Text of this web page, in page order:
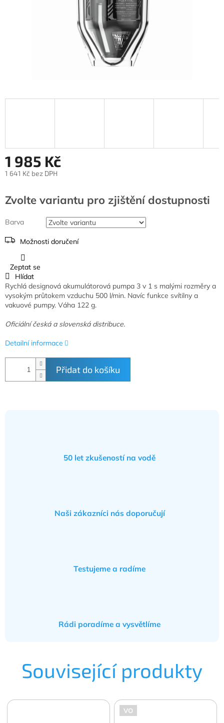
1 985 Kč
1 641 Kč bez DPH
cena:
Zvolte variantu
Barva
Možnosti doručení
Přidat do košíku
Rychlá designová akumulátorová pumpa 3 v 1 s malými rozměry a
vysokým průtokem vzduchu 500 l/min. Navíc funkce svítilny a
vakuové pumpy. Váha 122 g.
Oficiální česká a slovenská distribuce.
Detailní informace
Zeptat se
Hlídat
50 let zkušeností na vodě
Naši zákazníci nás doporučují
Testujeme a radíme
Rádi poradíme a vysvětlíme
Související produkty
VO